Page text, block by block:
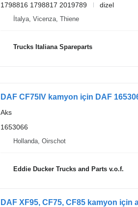
1798816 1798817 2019789
dizel
İtalya, Vicenza, Thiene
Trucks Italiana Spareparts
DAF CF75IV kamyon için DAF
Aks
1653066
Hollanda, Oirschot
Eddie Ducker Trucks and Parts v.o.f.
DAF XF95, CF75, CF85 kamyon için